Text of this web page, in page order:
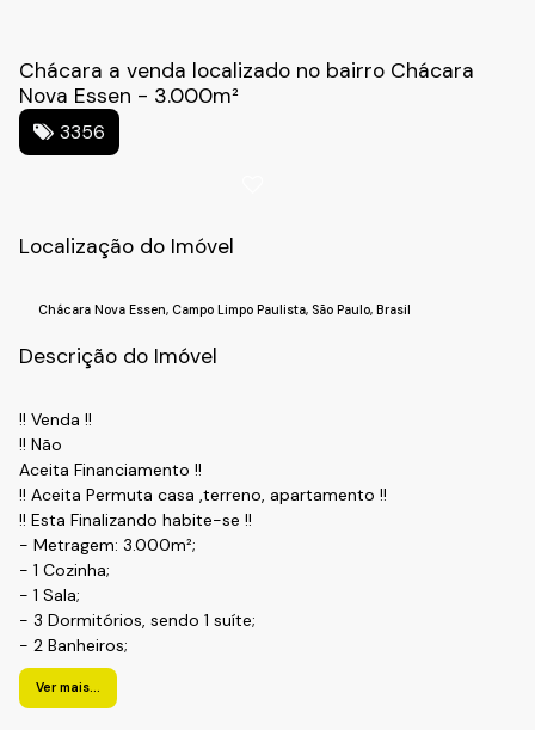
Chácara a venda localizado no bairro Chácara
Nova Essen - 3.000m²
3356
Localização do Imóvel
Chácara Nova Essen, Campo Limpo Paulista, São Paulo,Brasil
Descrição do Imóvel
!! Venda !!
!! Não
Aceita Financiamento !!
!! Aceita Permuta casa ,terreno, apartamento !!
!! Esta Finalizando habite-se !!
- Metragem: 3.000m²;
- 1 Cozinha;
- 1 Sala;
- 3 Dormitórios, sendo 1 suíte;
- 2 Banheiros;
- Piscina 8x4;
- Aquecimento solar;
Ver mais...